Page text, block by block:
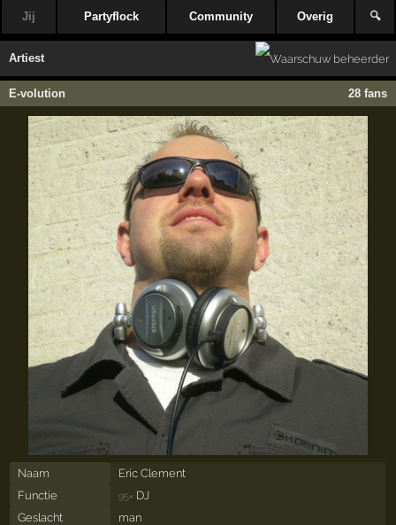
Jij Partyflock Community Overig 🔍
Artiest
E-volution 28 fans
Naam
Eric Clement
Functie
95× DJ
Geslacht
man